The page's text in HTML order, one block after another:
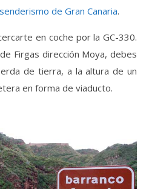
de Gran Canaria.
en coche por la GC-330.
Firgas dirección Moya, debes
de tierra, a la altura de un
en forma de viaducto.